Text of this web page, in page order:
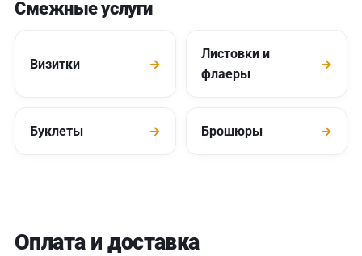
Смежные услуги
Визитки →
Листовки и
флаеры
→
Буклеты → Брошюры →
Оплата и доставка